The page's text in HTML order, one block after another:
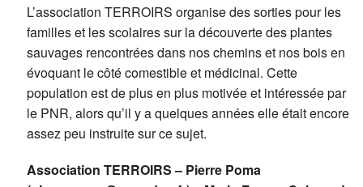
L’association TERROIRS organise des sorties pour les
familles et les scolaires sur la découverte des plantes
sauvages rencontrées dans nos chemins et nos bois en
évoquant le côté comestible et médicinal. Cette
population est de plus en plus motivée et intéressée par
le PNR, alors qu’il y a quelques années elle était encore
assez peu instruite sur ce sujet.
Association TERROIRS – Pierre Poma